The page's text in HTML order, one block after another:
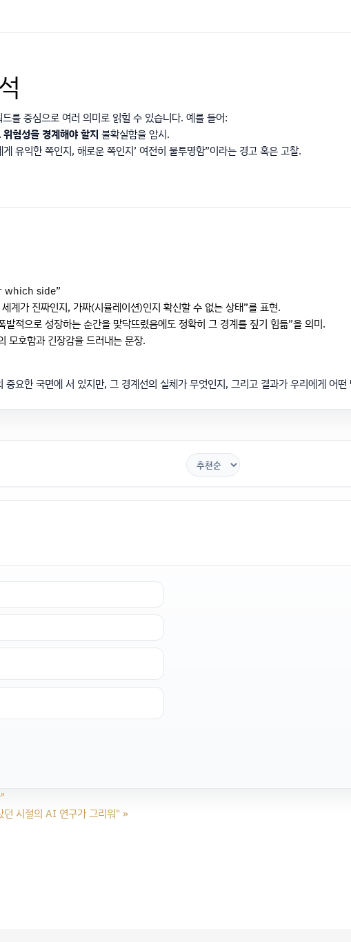
를 중심으로 여러 의미로 읽힐 수 있습니다. 예를 들어:
위험성을 경계해야 할지 불확실함을 암시.
유익한 쪽인지, 해로운 쪽인지’ 여전히 불투명함”이라는 경고 혹은 고찰.
which side”
계가 진짜인지, 가짜(시뮬레이션)인지 확신할 수 없는 상태”를 표현.
적으로 성장하는 순간을 맞닥뜨렸음에도 정확히 그 경계를 짚기 힘듦”을 의미.
모호함과 긴장감을 드러내는 문장.
요한 국면에 서 있지만, 그 경계선의 실체가 무엇인지, 그리고 결과가 우리에게 어
시절의 AI 연구가 그리워" »